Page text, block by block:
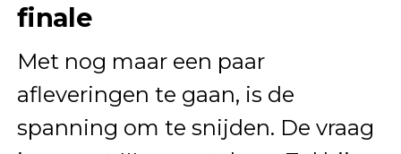
finale
Met nog maar een paar
afleveringen te gaan, is de
spanning om te snijden. De vraag